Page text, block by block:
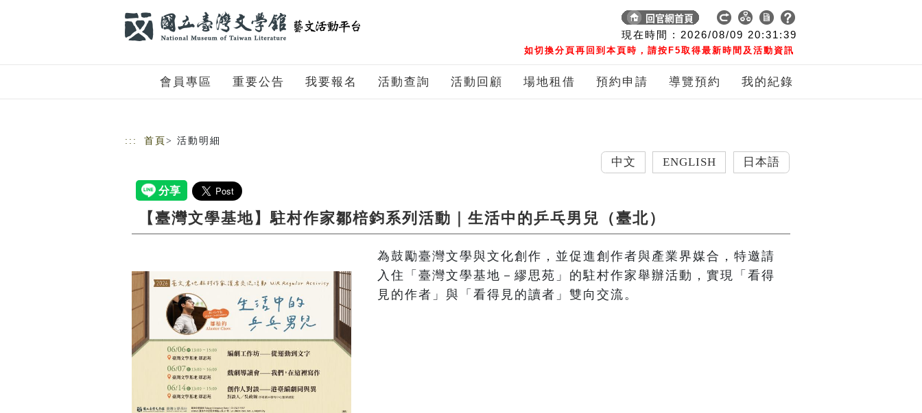
現在時間 : 2026/08/09 20:31:40
如切換分頁再回到本頁時，請按F5取得最新時間及活動資訊
會員專區 重要公告 我要報名 活動查詢 活動回顧 場地租借 預約申請 導覽預約 我的紀錄
::: 首頁 > 活動明細
ENGLISH 日本語
【臺灣文學基地】駐村作家鄒棓鈞系列活動｜生活中的乒乓男兒（臺北）
為鼓勵臺灣文學與文化創作，並促進創作者與產業界媒合，特邀請
入住「臺灣文學基地－繆思苑」的駐村作家舉辦活動，實現「看得
見的作者」與「看得見的讀者」雙向交流。